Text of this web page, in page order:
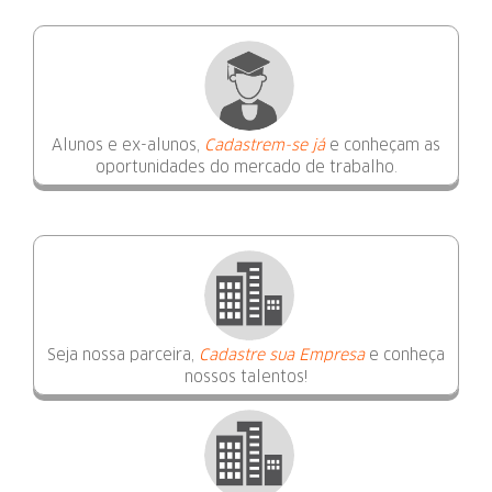
Alunos e ex-alunos, Cadastrem-se jáe conheçam as
oportunidades do mercado de trabalho.
Seja nossa parceira, Cadastre sua Empresae conheça
nossos talentos!